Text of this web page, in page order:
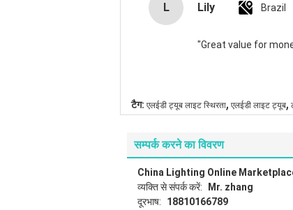
L Lily Brazil
"Great value for
टैग: एलईडी ट्यूब लाइट स्थिरता, एलईडी लाइट ट्यूब,
सम्पर्क करने का विवरण
China Lighting Online
व्यक्ति से संपर्क करें:
Mr. zhang
दूरभाष:
18810166789